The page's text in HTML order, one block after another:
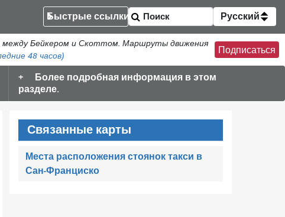
Быстрые ссылки Русский
между Бейкером и Скоттом. Маршруты движения
48 часов)
Подписаться
Более подробная информация в этом
разделе.
Связанные карты
Места расположения стоянок такси в
Сан-Франциско